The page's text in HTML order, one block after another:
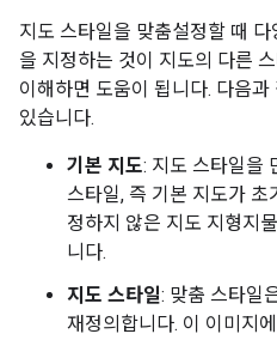
지도 스타일을 맞춤설정할 때
을 지정하는 것이 지도의 다른
이해하면 도움이 됩니다. 다음
있습니다.
기본 지도: 지도 스타일을
스타일, 즉 기본 지도가 초
정하지 않은 지도 지형지
니다.
지도 스타일: 맞춤 스타일
재정의합니다. 이 이미지